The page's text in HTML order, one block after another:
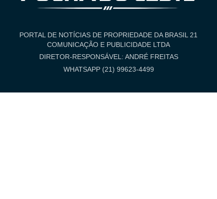
PORTAL DE NOTÍCIAS DE PROPRIEDADE DA BRASIL 21
COMUNICAÇÃO E PUBLICIDADE LTDA
DIRETOR-RESPONSÁVEL: ANDRÉ FREITAS
WHATSAPP (21) 99623-4499